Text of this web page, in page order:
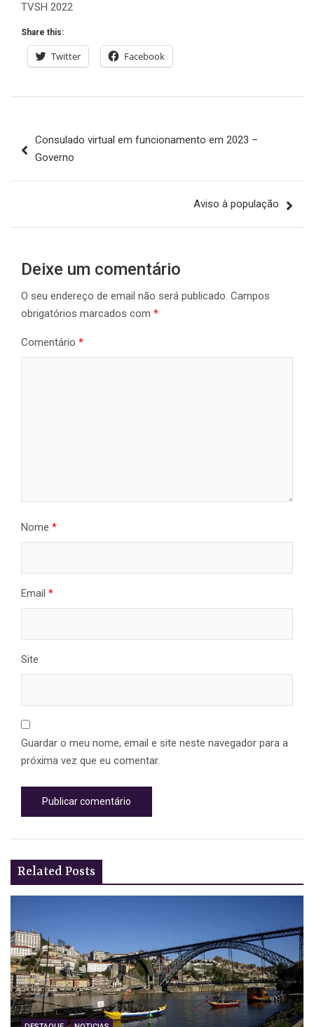
TVSH 2022
Share this:
Twitter Facebook
de
Consulado virtual em funcionamento em 2023 –
Governo
Aviso à população
Deixe um comentário
O seu endereço de email não será publicado. Campos
obrigatórios marcados com *
Comentário *
Nome *
Email *
Site
Guardar o meu nome, email e site neste navegador para a
próxima vez que eu comentar.
Related Posts